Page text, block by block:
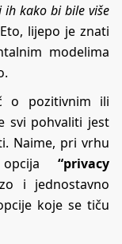
kako bi bile više
Eto, lijepo je znati
modelima
o pozitivnim ili
svi pohvaliti jest
Naime, pri vrhu
“privacy
i jednostavno
koje se tiču